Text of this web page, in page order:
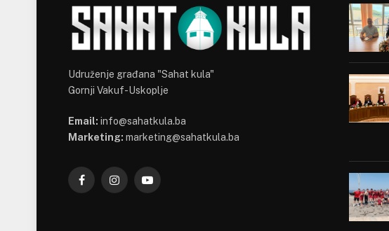
Udruženje građana "Sahat kula"
Gornji Vakuf-Uskoplje
Email: info@sahatkula.ba
Marketing: marketing@sahatkula.ba
FacebookInstagramYouTube